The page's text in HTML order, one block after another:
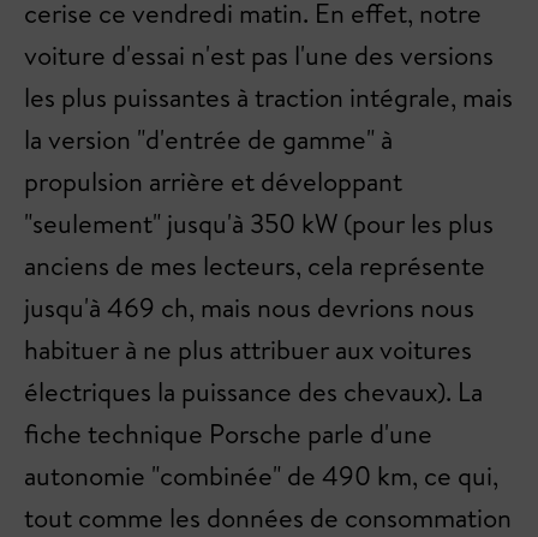
cerise ce vendredi matin. En effet, notre
voiture d'essai n'est pas l'une des versions
les plus puissantes à traction intégrale, mais
la version "d'entrée de gamme" à
propulsion arrière et développant
"seulement" jusqu'à 350 kW (pour les plus
anciens de mes lecteurs, cela représente
jusqu'à 469 ch, mais nous devrions nous
habituer à ne plus attribuer aux voitures
électriques la puissance des chevaux). La
fiche technique Porsche parle d'une
autonomie "combinée" de 490 km, ce qui,
tout comme les données de consommation